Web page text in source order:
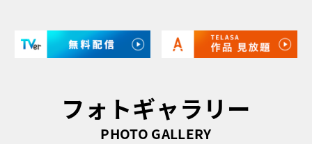
フォトギャラリー
PHOTO GALLERY